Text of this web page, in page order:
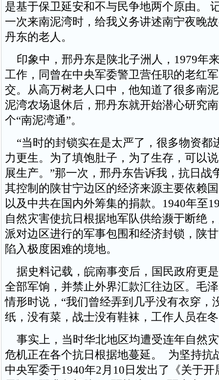
是基于保卫延安和不与民争地两个原由。
一次来南泥湾时，给我义务讲述南宁夜晚
丹东的老人。
印象中，邢丹东是陕北子洲人，1979年
工作，同曾在中央军委警卫营任职的老红
交。从高万树老人口中，他知道了很多南
泥湾农场退休后，邢丹东就开始潜心研究
个“南泥湾通”。
“当时的封锁实在是太严了，很多物资都
力更生。为了填饱肚子，为了生存，可以
展生产。”那一次，邢丹东告诉我，抗日战
其控制的陕甘宁边区的经济来源主要依赖
以及中共在国内外筹集的捐款。1940年至
自然灾害使抗日根据地军队供给濒于断绝
派对边区进行的军事包围和经济封锁，陕
陷入极度困难的境地。
据史料记载，皖南事变后，国民政府更
全部军饷，并禁止外界汇款汇往边区。毛
情形时说，“我们曾经弄到几乎没有衣穿，
纸，没有菜，战士没有鞋袜，工作人员在
事实上，当时华北地区均遭受连年自然
危机正在各个抗日根据地蔓延。 为坚持抗
中央军委于1940年2月10日发出了《关于